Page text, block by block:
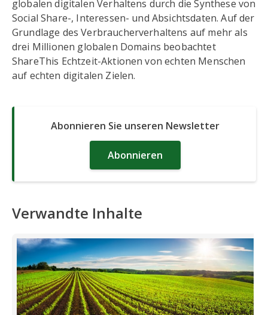
globalen digitalen Verhaltens durch die Synthese von
Social Share-, Interessen- und Absichtsdaten. Auf der
Grundlage des Verbraucherverhaltens auf mehr als
drei Millionen globalen Domains beobachtet
ShareThis Echtzeit-Aktionen von echten Menschen
auf echten digitalen Zielen.
Abonnieren Sie unseren Newsletter
Abonnieren
Verwandte Inhalte